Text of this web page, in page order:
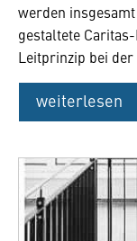
werden
gestaltete
Leitprinzip bei
weiterlesen